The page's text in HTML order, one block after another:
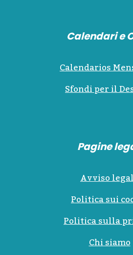
Calendari e
Calendarios
Sfondi per il
Pagine
Avviso
Politica sui
Politica sulla
Chi siamo